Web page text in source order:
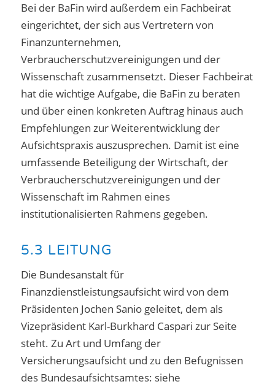
Bei der BaFin wird außerdem ein Fachbeirat
eingerichtet, der sich aus Vertretern von
Finanzunternehmen,
Verbraucherschutzvereinigungen und der
Wissenschaft zusammensetzt. Dieser Fachbeirat
hat die wichtige Aufgabe, die BaFin zu beraten
und über einen konkreten Auftrag hinaus auch
Empfehlungen zur Weiterentwicklung der
Aufsichtspraxis auszusprechen. Damit ist eine
umfassende Beteiligung der Wirtschaft, der
Verbraucherschutzvereinigungen und der
Wissenschaft im Rahmen eines
institutionalisierten Rahmens gegeben.
5.3 LEITUNG
Die Bundesanstalt für
Finanzdienstleistungsaufsicht wird von dem
Präsidenten Jochen Sanio geleitet, dem als
Vizepräsident Karl-Burkhard Caspari zur Seite
steht. Zu Art und Umfang der
Versicherungsaufsicht und zu den Befugnissen
des Bundesaufsichtsamtes: siehe